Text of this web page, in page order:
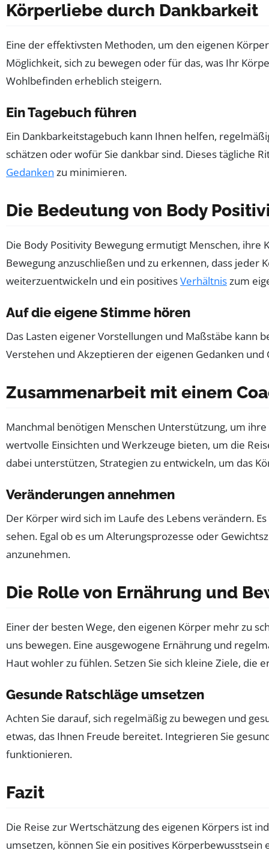
Körperliebe durch Dankbarkeit
Eine der effektivsten Methoden, um den eigenen
Möglichkeit, sich zu bewegen oder für das, was Ihr
Wohlbefinden erheblich steigern.
Ein Tagebuch führen
Ein Dankbarkeitstagebuch kann Ihnen helfen,
schätzen oder wofür Sie dankbar sind. Dieses tägliche
Gedanken zu minimieren.
Die Bedeutung von Body
Die Body Positivity Bewegung ermutigt Menschen, ihre
Bewegung anzuschließen und zu erkennen, dass
weiterzuentwickeln und ein positivesVerhältniszum
Auf die eigene Stimme hören
Das Lasten eigener Vorstellungen und Maßstäbe kann
Verstehen und Akzeptieren der eigenen Gedanken
Zusammenarbeit mit einem
Manchmal benötigen Menschen Unterstützung, um
wertvolle Einsichten und Werkzeuge bieten, um die
dabei unterstützen, Strategien zu entwickeln, um das
Veränderungen annehmen
Der Körper wird sich im Laufe des Lebens verändern.
sehen. Egal ob es um Alterungsprozesse oder
anzunehmen.
Die Rolle von Ernährung und
Einer der besten Wege, den eigenen Körper mehr zu
uns bewegen. Eine ausgewogene Ernährung und
Haut wohler zu fühlen. Setzen Sie sich kleine Ziele, die
Gesunde Ratschläge umsetzen
Achten Sie darauf, sich regelmäßig zu bewegen und
etwas, das Ihnen Freude bereitet. Integrieren Sie
funktionieren.
Fazit
Die Reise zur Wertschätzung des eigenen Körpers ist
umsetzen, können Sie ein positives